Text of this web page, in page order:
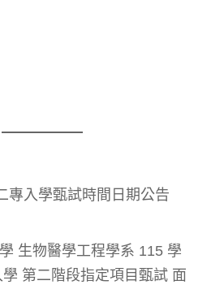
專入學甄試時間日期公告
生物醫學工程學系 115 學
第二階段指定項目甄試 面